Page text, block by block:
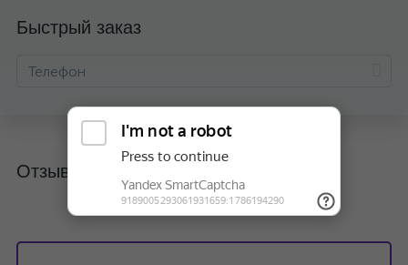
Быстрый заказ
Отзывы